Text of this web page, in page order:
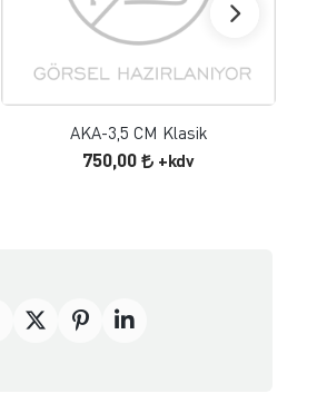
FAVORILERE EKLE
ÜRÜN İNCELE
AKA-3,5 CM Klasik
750,00 +kdv